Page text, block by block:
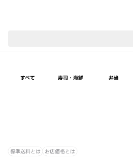
すべて 寿司・海鮮 弁当
標準送料とは お店価格とは